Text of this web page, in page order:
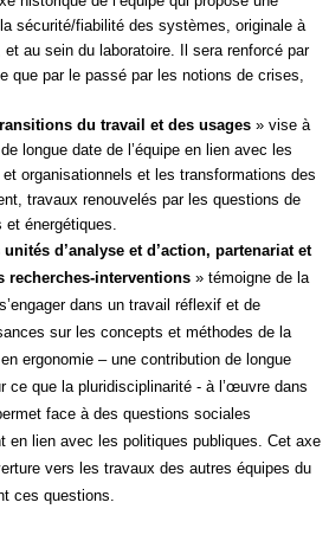
sécurité/fiabilité des systèmes, originale à
et au sein du laboratoire. Il sera renforcé par
que par le passé par les notions de crises,
du travail et des usages » vise à
longue date de l’équipe en lien avec les
organisationnels et les transformations des
travaux renouvelés par les questions de
et énergétiques.
d’analyse et d’action, partenariat et
recherches-interventions » témoigne de la
dans un travail réflexif et de
sur les concepts et méthodes de la
ergonomie – une contribution de longue
ce que la pluridisciplinarité - à l’œuvre dans
face à des questions sociales
en lien avec les politiques publiques. Cet axe
vers les travaux des autres équipes du
ces questions.